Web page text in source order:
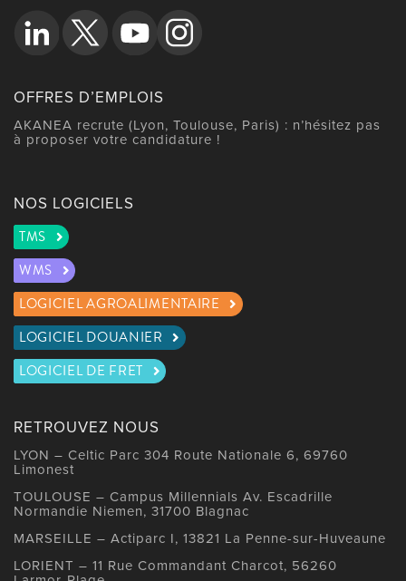
OFFRES D’EMPLOIS
AKANEA recrute (Lyon, Toulouse, Paris) : n’hésitez pas
à proposer votre candidature !
NOS LOGICIELS
TMS
WMS
LOGICIEL AGROALIMENTAIRE
LOGICIEL DOUANIER
LOGICIEL DE FRET
RETROUVEZ NOUS
LYON – Celtic Parc 304 Route Nationale 6, 69760
Limonest
TOULOUSE – Campus Millennials Av. Escadrille
Normandie Niemen, 31700 Blagnac
MARSEILLE – Actiparc I, 13821 La Penne-sur-Huveaune
LORIENT – 11 Rue Commandant Charcot, 56260